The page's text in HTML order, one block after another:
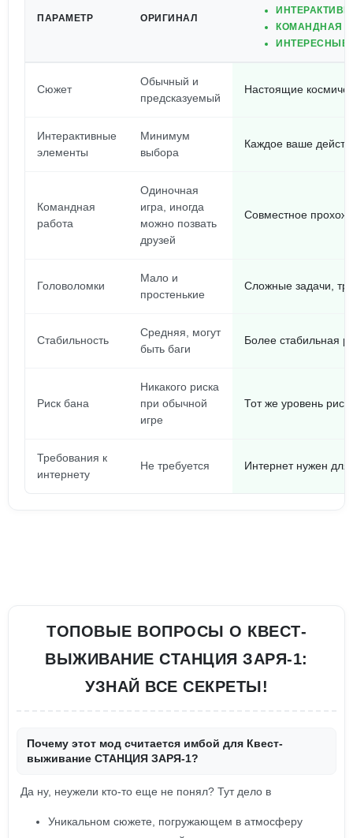
ПАРАМЕТР ОРИГИНАЛ
КОМАНДНАЯ
ИНТЕРЕСНЫЕ
Сюжет
Обычный и
предсказуемый
Настоящие
Интерактивные
элементы
Минимум
выбора
Каждое ваше
Командная
работа
Одиночная
игра, иногда
можно позвать
друзей
Совместное
Головоломки
Мало и
простенькие
Сложные задачи,
Стабильность
Средняя, могут
быть баги
Более стабильная
Риск бана
Никакого риска
при обычной
игре
Тот же уровень
Требования к
интернету
Не требуется Интернет нужен для
ТОПОВЫЕ ВОПРОСЫ О КВЕСТ-
ВЫЖИВАНИЕ СТАНЦИЯ ЗАРЯ-1:
УЗНАЙ ВСЕ СЕКРЕТЫ!
Почему этот мод считается имбой для Квест-
выживание СТАНЦИЯ ЗАРЯ-1?
Да ну, неужели кто-то еще не понял? Тут дело в
Уникальном сюжете, погружающем в атмосферу